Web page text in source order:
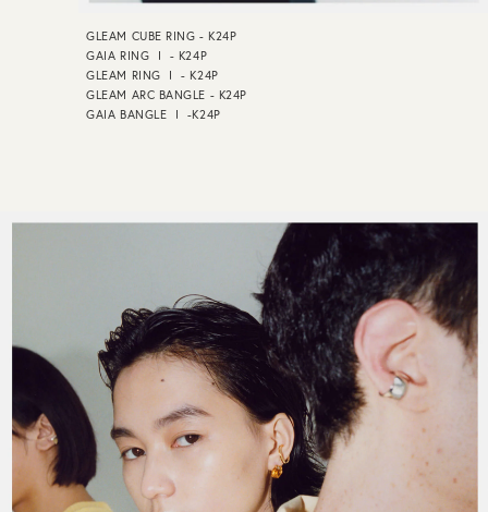
GLEAM CUBE RING - K24P
GAIA RING Ⅰ - K24P
GLEAM RING Ⅰ - K24P
GLEAM ARC BANGLE - K24P
GAIA BANGLE Ⅰ -K24P